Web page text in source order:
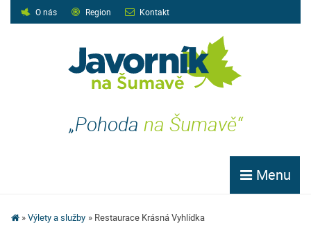
O nás Region Kontakt
„Pohoda na Šumavě“
Menu
Výlety a služby Restaurace Krásná Vyhlídka